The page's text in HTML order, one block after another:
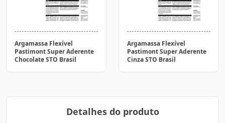
Argamassa Flexível
Pastimont Super Aderente
Chocolate STO Brasil
Argamassa Flexível
Pastimont Super Aderente
Cinza STO Brasil
Detalhes do produto